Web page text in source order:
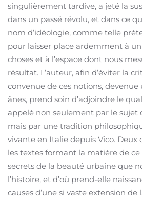
singulièrement tardive, a jeté la
dans un passé révolu, et dans ce
nom d’idéologie, comme telle
pour laisser place ardemment à
choses et à l’espace dont nous
résultat. L’auteur, afin d’éviter la
convenue de ces notions,
ânes, prend soin d’adjoindre le
appelé non seulement par le sujet
mais par une tradition
vivante en Italie depuis Vico. Deux
les textes formant la matière de ce
secrets de la beauté urbaine que
l’histoire, et d’où prend-elle
causes d’une si vaste extension de